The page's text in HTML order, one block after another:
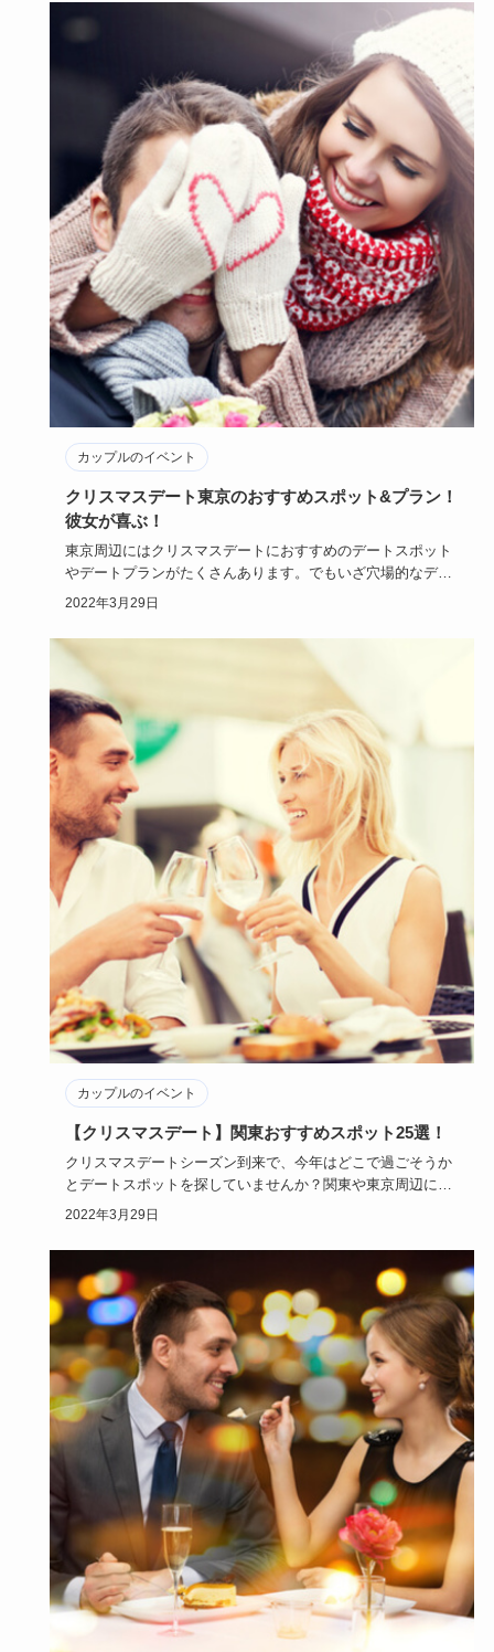
カップルのイベント
クリスマスデート東京のおすすめスポット&プラン！
彼女が喜ぶ！
東京周辺にはクリスマスデートにおすすめのデートスポット
やデートプランがたくさんあります。でもいざ穴場的なデー
トプランを立て…
2022年3月29日
カップルのイベント
【クリスマスデート】関東おすすめスポット25選！
クリスマスデートシーズン到来で、今年はどこで過ごそうか
とデートスポットを探していませんか？関東や東京周辺には
たくさんのデー…
2022年3月29日